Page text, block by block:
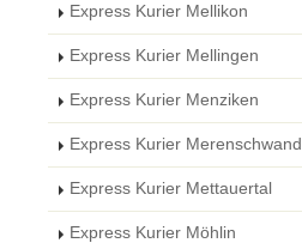
Express Kurier Mellikon
Express Kurier Mellingen
Express Kurier Menziken
Express Kurier Merenschwand
Express Kurier Mettauertal
Express Kurier Möhlin